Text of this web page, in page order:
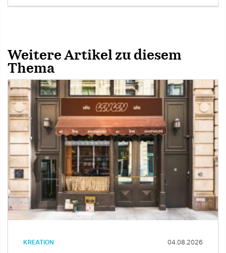
Weitere Artikel zu diesem
Thema
KREATION 04.08.2026